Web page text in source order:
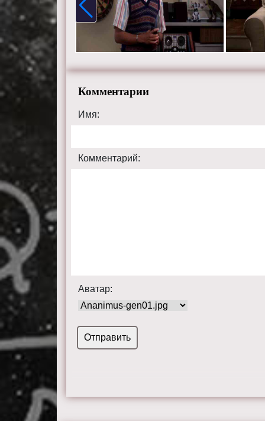
Комментарии
Имя:
Комментарий:
Аватар: